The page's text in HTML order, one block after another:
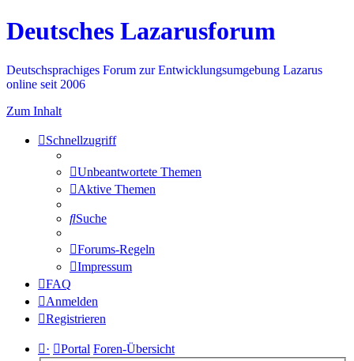
Deutsches Lazarusforum
Deutschsprachiges Forum zur Entwicklungsumgebung Lazarus
online seit 2006
Zum Inhalt
Schnellzugriff
Unbeantwortete Themen
Aktive Themen
Suche
Forums-Regeln
Impressum
FAQ
Anmelden
Registrieren
· Portal Foren-Übersicht